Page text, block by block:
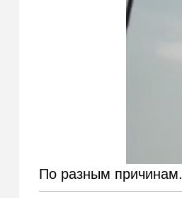
По разным причинам.